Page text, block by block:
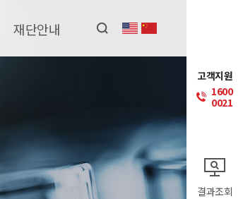
재단안내
고객지원
1600
0021
결과조회